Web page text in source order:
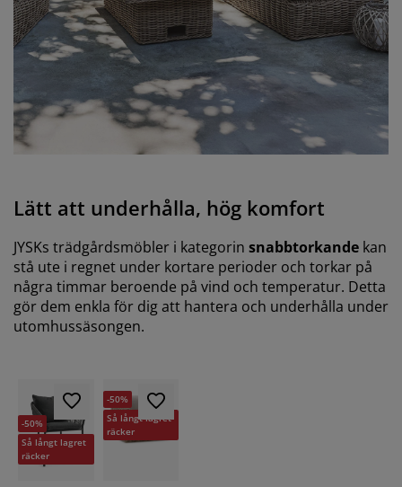
Lätt att underhålla, hög komfort
JYSKs trädgårdsmöbler i kategorin snabbtorkande kan
stå ute i regnet under kortare perioder och torkar på
några timmar beroende på vind och temperatur. Detta
gör dem enkla för dig att hantera och underhålla under
utomhussäsongen.
-50%
Så långt lagret
räcker
-50%
Så långt lagret
räcker